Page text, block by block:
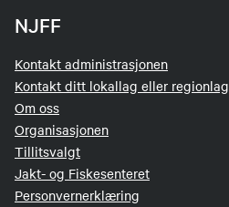
NJFF
Kontakt administrasjonen
Kontakt ditt lokallag eller regionlag
Om oss
Organisasjonen
Tillitsvalgt
Jakt- og Fiskesenteret
Personvernerklæring